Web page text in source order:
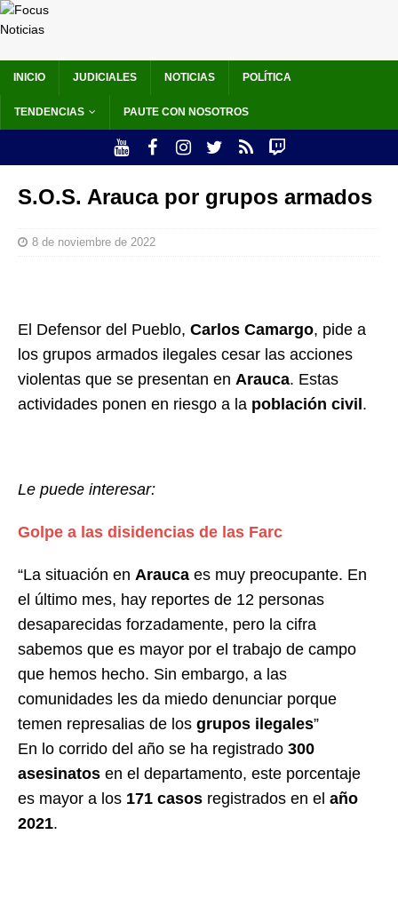
INICIO JUDICIALES NOTICIAS POLÍTICA
TENDENCIAS PAUTE CON NOSOTROS
S.O.S. Arauca por grupos armados
8 de noviembre de 2022
El Defensor del Pueblo, Carlos Camargo, pide a
los grupos armados ilegales cesar las acciones
violentas que se presentan en Arauca. Estas
actividades ponen en riesgo a la población civil .
Le puede interesar:
Golpe a las disidencias de las Farc
“La situación en Arauca es muy preocupante. En
el último mes, hay reportes de 12 personas
desaparecidas forzadamente, pero la cifra
sabemos que es mayor por el trabajo de campo
que hemos hecho. Sin embargo, a las
comunidades les da miedo denunciar porque
temen represalias de los grupos ilegales”
En lo corrido del año se ha registrado 300
asesinatos en el departamento, este porcentaje
es mayor a los 171 casos registrados en el año
2021.